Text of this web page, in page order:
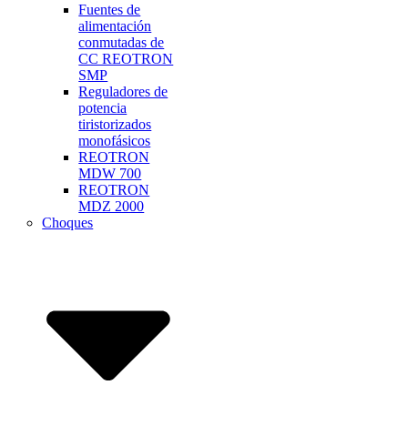
Fuentes de
alimentación
conmutadas de
CC REOTRON
SMP
Reguladores de
potencia
tiristorizados
monofásicos
REOTRON
MDW 700
REOTRON
MDZ 2000
Choques